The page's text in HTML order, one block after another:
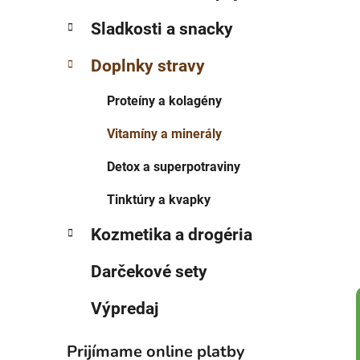
a
n
e
i
Sladkosti a snacky
Doplnky stravy
Proteíny a kolagény
Vitamíny a minerály
Detox a superpotraviny
Tinktúry a kvapky
Kozmetika a drogéria
Darčekové sety
Výpredaj
Prijímame online platby